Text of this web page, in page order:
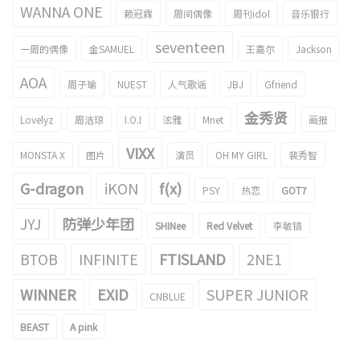
WANNA ONE 赖冠霖 周间偶像 周刊idol 音乐银行
一周的偶像 金SAMUEL seventeen 王嘉尔 Jackson
AOA 周子瑜 NUEST 人气歌谣 JBJ Gfriend
Lovelyz 周洁琼 I.O.I 泫雅 Mnet 金秀贤 画报
MONSTA X 图片 VIXX 演员 OH MY GIRL 裴秀智
G-dragon iKON f(x) PSY 热恋 GOT7
JYJ 防弹少年团 SHINee Red Velvet 李敏镐
BTOB INFINITE FTISLAND
2NE1
WINNER
EXID CNBLUE SUPER JUNIOR
BEAST A pink